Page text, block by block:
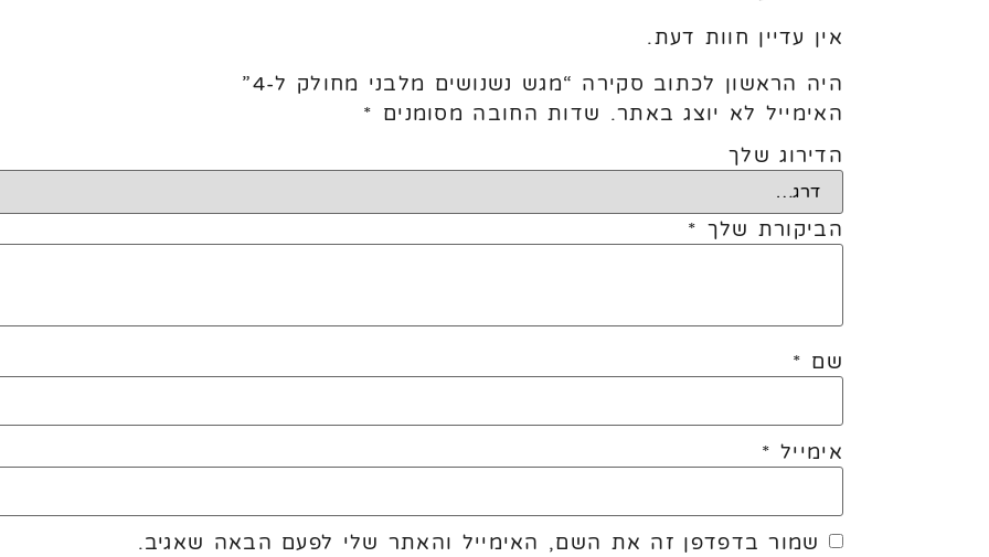
אין עדיין חוות דעת.
היה הראשון לכתוב סקירה “מגש נשנושים מלבני מחולק ל-4”
האימייל לא יוצג באתר. שדות החובה מסומנים *
הדירוג שלך
הביקורת שלך *
שם *
אימייל *
שמור בדפדפן זה את השם, האימייל והאתר שלי לפעם הבאה שאגיב.